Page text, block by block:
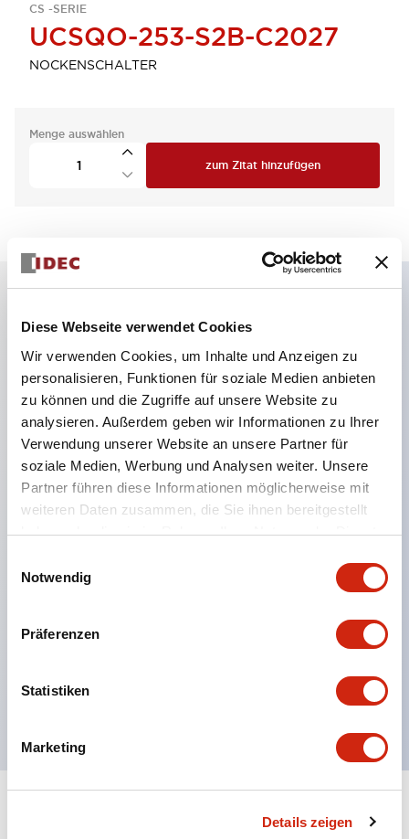
Diese Webseite verwendet Cookies
Wir verwenden Cookies, um Inhalte und Anzeigen zu
personalisieren, Funktionen für soziale Medien anbieten
zu können und die Zugriffe auf unsere Website zu
analysieren. Außerdem geben wir Informationen zu Ihrer
Verwendung unserer Website an unsere Partner für
soziale Medien, Werbung und Analysen weiter. Unsere
Partner führen diese Informationen möglicherweise mit
weiteren Daten zusammen, die Sie ihnen bereitgestellt
haben oder die sie im Rahmen Ihrer Nutzung der Dienste
Notwendig
Präferenzen
Statistiken
Marketing
Details zeigen
CS -SERIE
UCSQO-253-S2B-C2027
NOCKENSCHALTER
Menge auswählen
zum Zitat hinzufügen
Hauptmerkmale
Der CS-Kammschalter ist ein vielseitiger Bedien- und
Schaltmechanismus, der sich gut für das Ein- und
Ausschalten sowie Umschalten von Geräten eignet.
72 Standard-Schaltkreise verfügbar
Verschiedene Kontaktkonfigurationen möglich
durch Kombination aus 6 Bauformen und Anzahl
der Kontaktblöcke.
Unterstützt bis zu 6 Stufen und 12 Kontakte
Vielfältige Varianten verfügbar, darunter mit
Handhebelbedienung und Schlüsselschalter.